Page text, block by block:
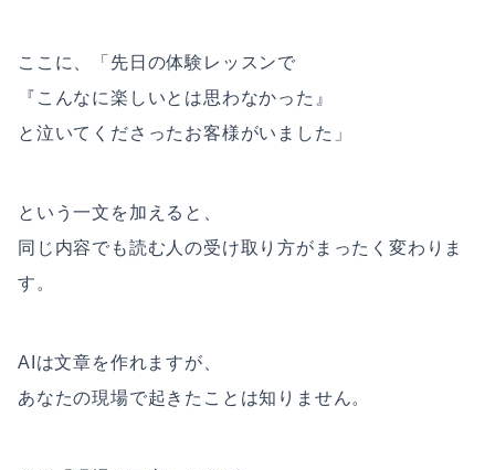
ここに、「先日の体験レッスンで
『こんなに楽しいとは思わなかった』
と泣いてくださったお客様がいました」
という一文を加えると、
同じ内容でも読む人の受け取り方がまったく変わりま
す。
AIは文章を作れますが、
あなたの現場で起きたことは知りません。